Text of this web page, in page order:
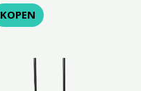
KOPEN